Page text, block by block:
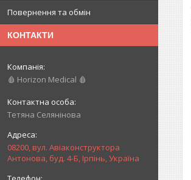
Повернення та обмін
КОНТАКТИ
🩸 Horizon Medical 🩸
Тетяна Селянінова
08200, вул. Авіаконструктора
Антонова, буд. 4-Б, Ірпінь, Україна